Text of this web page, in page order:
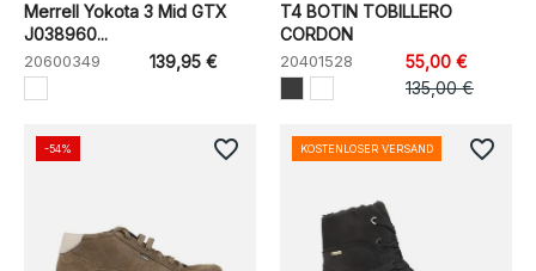
Merrell Yokota 3 Mid GTX
J038960...
20600349 139,95 €
T4 BOTIN TOBILLERO
CORDON
20401528
55,00 €
135,00 €
-54% favorite_border KOSTENLOSER VERSAND favorite_border